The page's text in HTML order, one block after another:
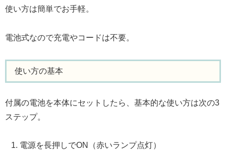
使い方は簡単でお手軽。
電池式なので充電やコードは不要。
使い方の基本
付属の電池を本体にセットしたら、基本的な使い方は次の3
ステップ。
電源を長押しでON（赤いランプ点灯）